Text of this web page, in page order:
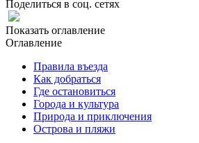
Поделиться в соц. сетях
Показать оглавление
Оглавление
Правила въезда
Как добраться
Где остановиться
Города и культура
Природа и приключения
Острова и пляжи